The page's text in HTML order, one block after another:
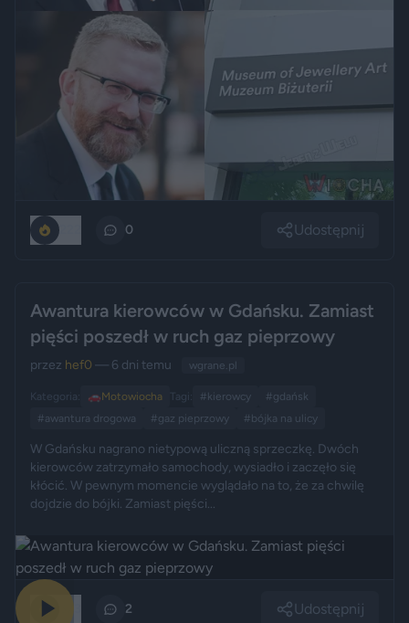
0 Udostępnij
Awantura kierowców w Gdańsku. Zamiast
pięści poszedł w ruch gaz pieprzowy
przez hef0 — 6 dni temu wgrane.pl
Kategoria: 🚗Motowiocha Tagi: #kierowcy
#gdańsk
#awantura drogowa
#gaz pieprzowy #bójka na ulicy
W Gdańsku nagrano nietypową uliczną sprzeczkę. Dwóch
kierowców zatrzymało samochody, wysiadło i zaczęło się
kłócić. W pewnym momencie wyglądało na to, że za chwilę
dojdzie do bójki. Zamiast pięści...
2 Udostępnij